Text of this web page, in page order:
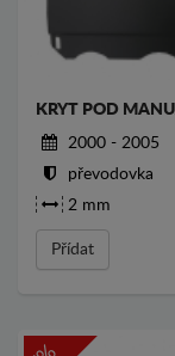
KRYT POD
2000 - 2005
převodovka
2 mm
Přídat